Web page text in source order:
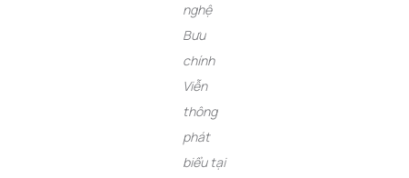
nghệ
Bưu
chính
Viễn
thông
phát
biểu tại